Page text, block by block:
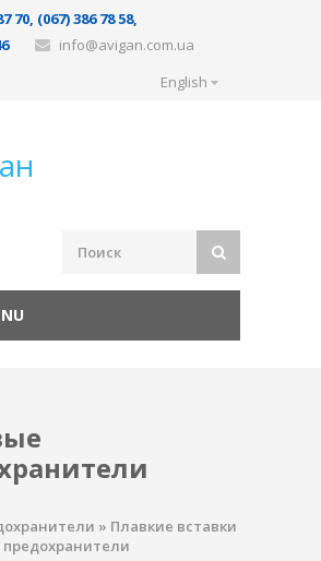
70, (067) 386 78 58,
info@avigan.com.ua
English
» Плавкие вставки